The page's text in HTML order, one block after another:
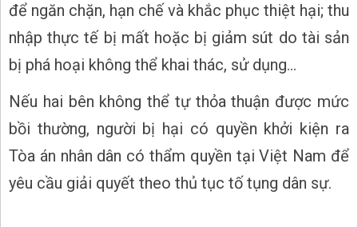
để ngăn chặn, hạn chế và khắc phục thiệt hại; thu
nhập thực tế bị mất hoặc bị giảm sút do tài sản
bị phá hoại không thể khai thác, sử dụng...
Nếu hai bên không thể tự thỏa thuận được mức
bồi thường, người bị hại có quyền khởi kiện ra
Tòa án nhân dân có thẩm quyền tại Việt Nam để
yêu cầu giải quyết theo thủ tục tố tụng dân sự.